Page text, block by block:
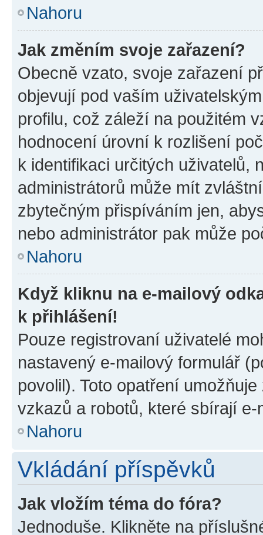
Nahoru
Jak změním svoje zařazení?
Obecně vzato, svoje zařazení
objevují pod vaším
profilu, což záleží na použitém
hodnocení úrovní k rozlišení
k identifikaci určitých uživatelů,
administrátorů může mít
zbytečným přispíváním jen,
nebo administrátor pak může
Nahoru
Když kliknu na e-mailový
k přihlášení!
Pouze registrovaní uživatelé
nastavený e-mailový formulář
povolil). Toto opatření
vzkazů a robotů, které sbírají e-
Nahoru
Vkládání příspěvků
Jak vložím téma do fóra?
Jednoduše. Klikněte na